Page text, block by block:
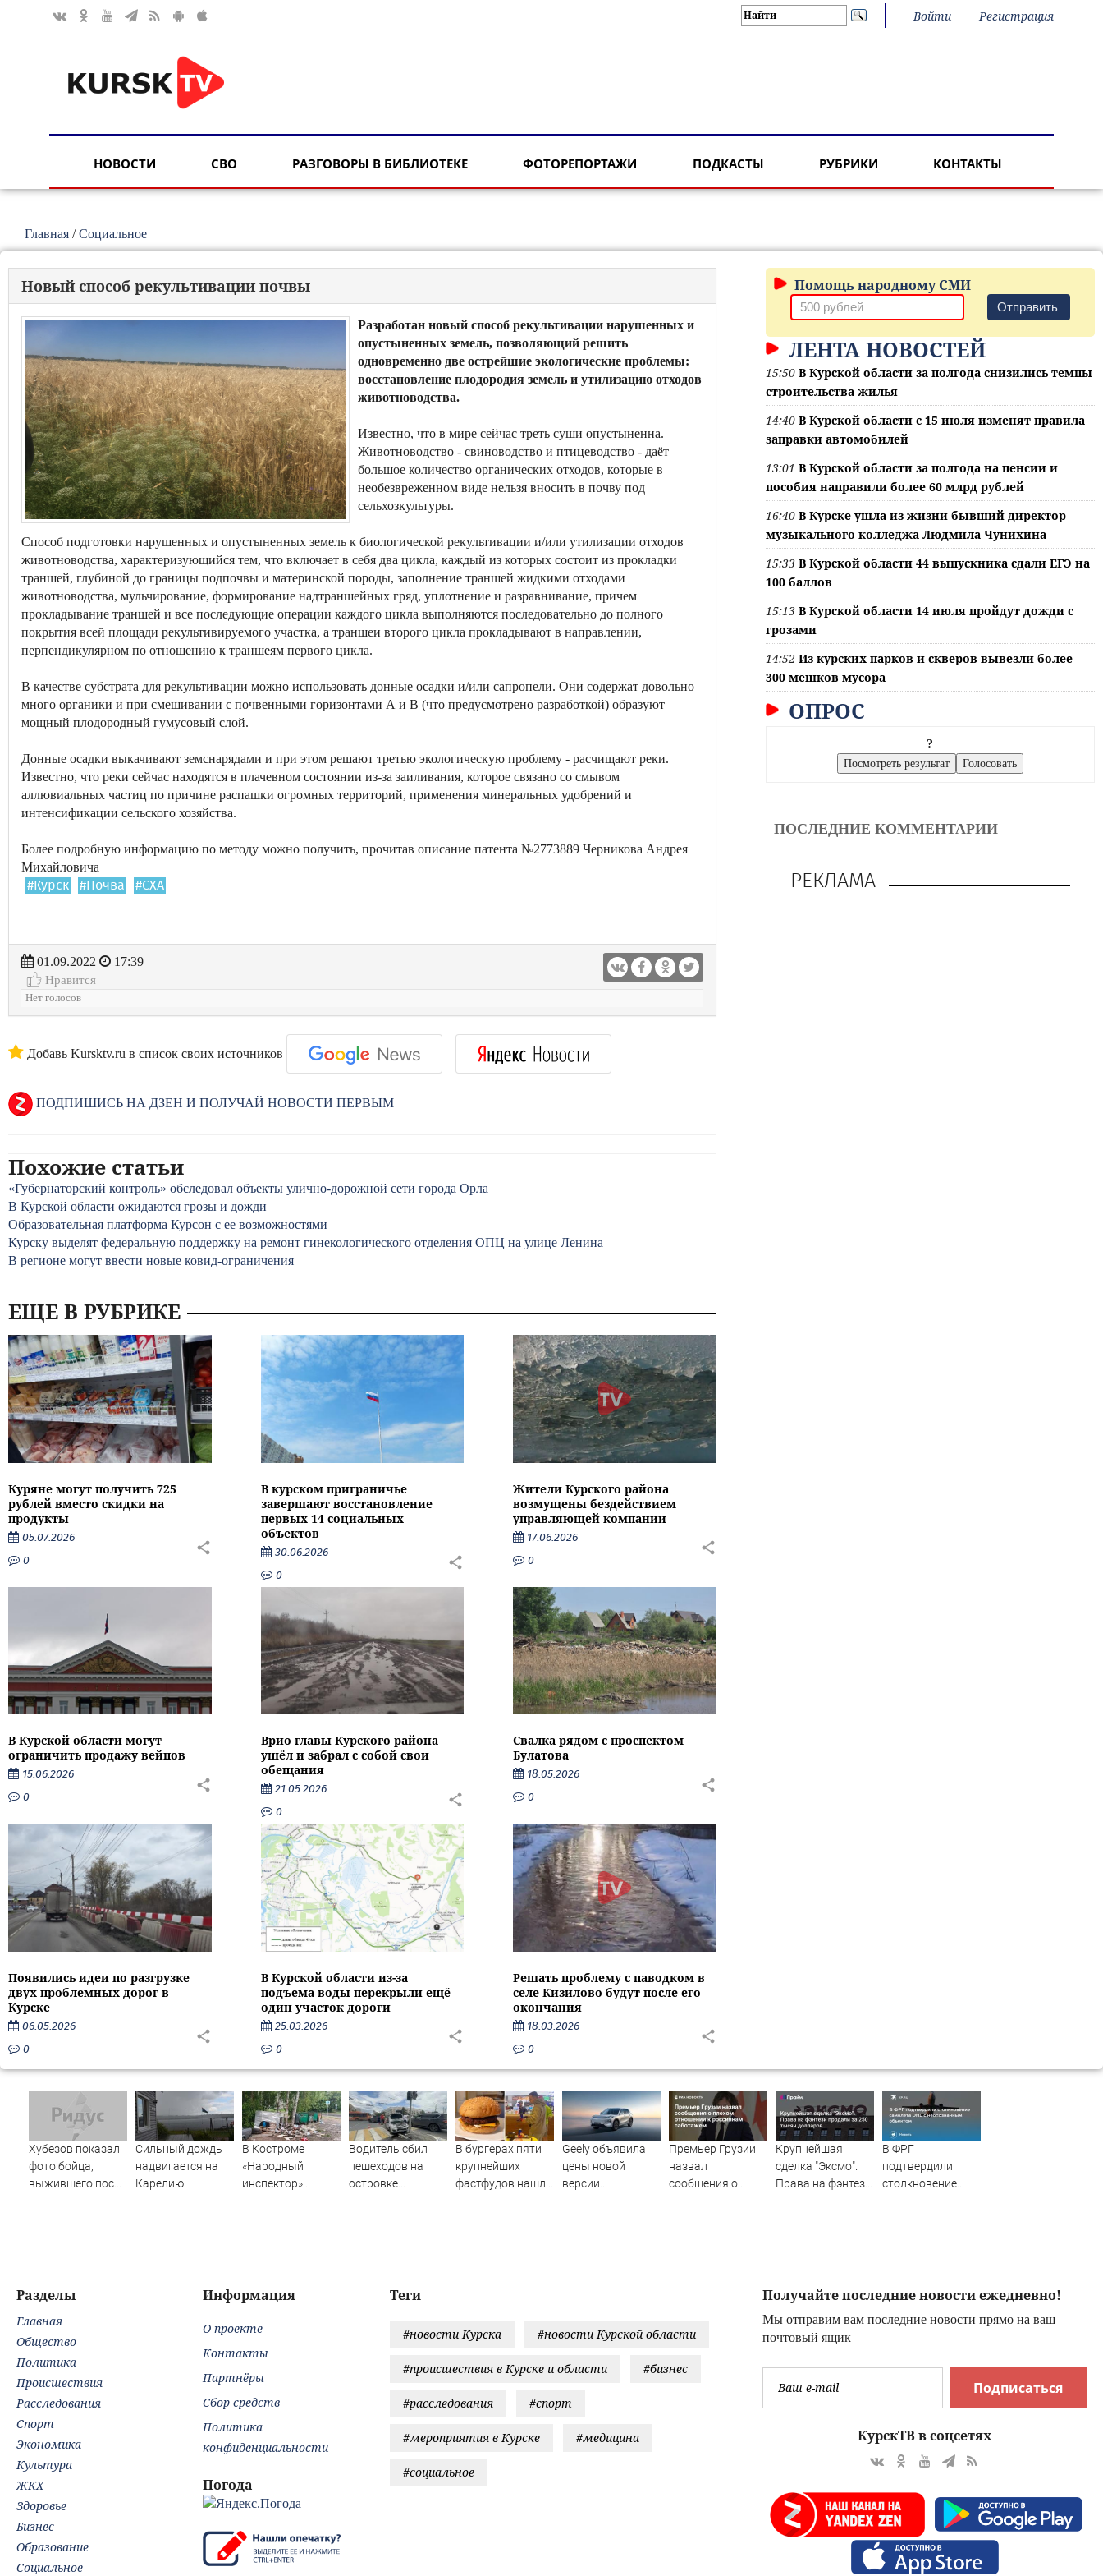
Войти Регистрация
НОВОСТИ СВО РАЗГОВОРЫ В БИБЛИОТЕКЕ ФОТОРЕПОРТАЖИ ПОДКАСТЫ РУБРИКИ КОНТАКТЫ
Главная /Социальное
Новый способ рекультивации почвы
Разработан новый способ рекультивации нарушенных и
опустыненных земель, позволяющий решить
одновременно две острейшие экологические проблемы:
восстановление плодородия земель и утилизацию отходов
животноводства.
Известно, что в мире сейчас треть суши опустыненна.
Животноводство - свиноводство и птицеводство - даёт
большое количество органических отходов, которые в
необезвреженном виде нельзя вносить в почву под
сельхозкультуры.
Способ подготовки нарушенных и опустыненных земель к биологической рекультивации и/или утилизации отходов
животноводства, характеризующийся тем, что включает в себя два цикла, каждый из которых состоит из прокладки
траншей, глубиной до границы подпочвы и материнской породы, заполнение траншей жидкими отходами
животноводства, мульчирование, формирование надтраншейных гряд, уплотнение и разравнивание, причем
прокладывание траншей и все последующие операции каждого цикла выполняются последовательно до полного
покрытия всей площади рекультивируемого участка, а траншеи второго цикла прокладывают в направлении,
перпендикулярном по отношению к траншеям первого цикла.
В качестве субстрата для рекультивации можно использовать донные осадки и/или сапропели. Они содержат довольно
много органики и при смешивании с почвенными горизонтами А и В (что предусмотрено разработкой) образуют
мощный плодородный гумусовый слой.
Донные осадки выкачивают земснарядами и при этом решают третью экологическую проблему - расчищают реки.
Известно, что реки сейчас находятся в плачевном состоянии из-за заиливания, которое связано со смывом
аллювиальных частиц по причине распашки огромных территорий, применения минеральных удобрений и
интенсификации сельского хозяйства.
Более подробную информацию по методу можно получить, прочитав описание патента №2773889 Черникова Андрея
Михайловича
#Курск #Почва #СХА
01.09.2022
17:39
Нравится
Нет голосов
Добавь Kursktv.ru в список своих источников
ПОДПИШИСЬ НА ДЗЕН И ПОЛУЧАЙ НОВОСТИ ПЕРВЫМ
Похожие статьи
«Губернаторский контроль» обследовал объекты улично-дорожной сети города Орла
В Курской области ожидаются грозы и дожди
Образовательная платформа Курсон с ее возможностями
Курску выделят федеральную поддержку на ремонт гинекологического отделения ОПЦ на улице Ленина
В регионе могут ввести новые ковид-ограничения
ЕЩЕ В РУБРИКЕ
Куряне могут получить 725
рублей вместо скидки на
продукты
05.07.2026
0
В курском приграничье
завершают восстановление
первых 14 социальных
объектов
30.06.2026
0
Жители Курского района
возмущены бездействием
управляющей компании
17.06.2026
0
В Курской области могут
ограничить продажу вейпов
15.06.2026
0
Врио главы Курского района
ушёл и забрал с собой свои
обещания
21.05.2026
0
Свалка рядом с проспектом
Булатова
18.05.2026
0
Появились идеи по разгрузке
двух проблемных дорог в
Курске
06.05.2026
0
В Курской области из-за
подъема воды перекрыли ещё
один участок дороги
25.03.2026
0
Решать проблему с паводком в
селе Кизилово будут после его
окончания
18.03.2026
0
Помощь народному СМИ
Отправить
ЛЕНТА НОВОСТЕЙ
15:50 В Курской области за полгода снизились темпы
строительства жилья
14:40 В Курской области с 15 июля изменят правила
заправки автомобилей
13:01 В Курской области за полгода на пенсии и
пособия направили более 60 млрд рублей
16:40 В Курске ушла из жизни бывший директор
музыкального колледжа Людмила Чунихина
15:33 В Курской области 44 выпускника сдали ЕГЭ на
100 баллов
15:13 В Курской области 14 июля пройдут дожди с
грозами
14:52 Из курских парков и скверов вывезли более
300 мешков мусора
ОПРОС
?
ПОСЛЕДНИЕ КОММЕНТАРИИ
РЕКЛАМА
Хубезов показал
фото бойца,
выжившего после
Сильный дождь
надвигается на
Карелию
В Костроме
«Народный
инспектор»
Водитель сбил
пешеходов на
островке
В бургерах пяти
крупнейших
фастфудов нашли
Geely объявила
цены новой
версии
Премьер Грузии
назвал
сообщения о
Крупнейшая
сделка "Эксмо".
Права на фэнтези
В ФРГ
подтвердили
столкновение
Получайте последние новости ежедневно!
Мы отправим вам последние новости прямо на ваш
почтовый ящик
Подписаться
КурскТВ в соцсетях
Теги
#новости Курска #новости Курской области
#происшествия в Курске и области #бизнес
#расследования #спорт
#мероприятия в Курске #медицина
#социальное
Разделы
Главная
Общество
Политика
Происшествия
Расследования
Спорт
Экономика
Культура
ЖКХ
Здоровье
Бизнес
Образование
Социальное
Информация
О проекте
Контакты
Партнёры
Сбор средств
Политика
конфиденциальности
Погода